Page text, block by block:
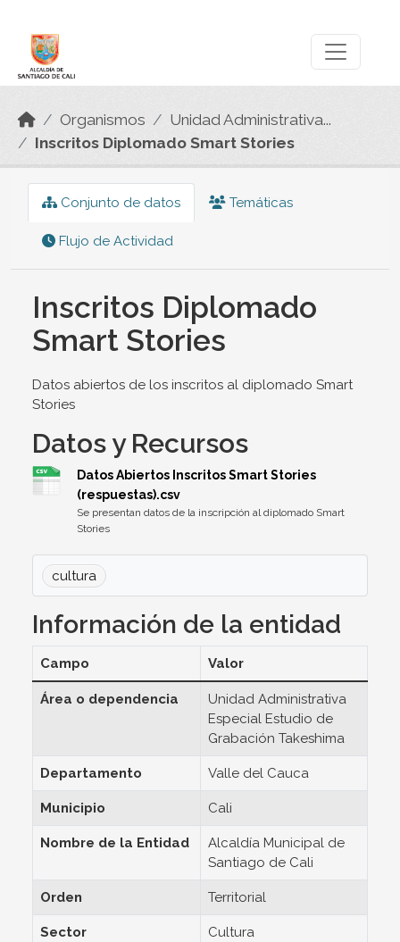
Organismos
Unidad Administrativa...
Inscritos Diplomado Smart Stories
Conjunto de datos Temáticas
Flujo de Actividad
Inscritos Diplomado
Smart Stories
Datos abiertos de los inscritos al diplomado Smart
Stories
Datos y Recursos
Datos Abiertos Inscritos Smart Stories
(respuestas).csv
Se presentan datos de la inscripción al diplomado Smart
Stories
cultura
Información de la entidad
Campo Valor
Área o dependencia
Unidad Administrativa
Especial Estudio de
Grabación Takeshima
Departamento Valle del Cauca
Municipio Cali
Nombre de la Entidad
Alcaldía Municipal de
Santiago de Cali
Orden Territorial
Sector Cultura